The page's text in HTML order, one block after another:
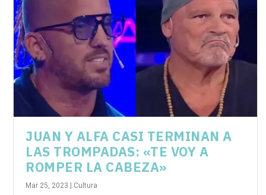
JUAN Y ALFA CASI TERMINAN A
LAS TROMPADAS: «TE VOY A
ROMPER LA CABEZA»
Mar 25, 2023 | Cultura